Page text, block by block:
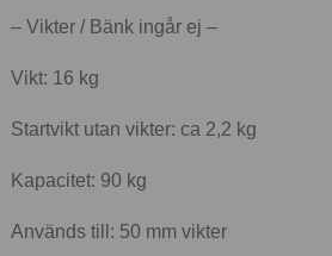
– Vikter / Bänk ingår ej –
Vikt: 16 kg
Startvikt utan vikter: ca 2,2 kg
Kapacitet: 90 kg
Används till: 50 mm vikter